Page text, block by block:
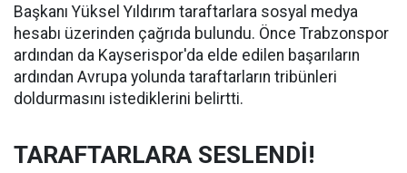
Başkanı Yüksel Yıldırım taraftarlara sosyal medya
hesabı üzerinden çağrıda bulundu. Önce Trabzonspor
ardından da Kayserispor'da elde edilen başarıların
ardından Avrupa yolunda taraftarların tribünleri
doldurmasını istediklerini belirtti.
TARAFTARLARA SESLENDİ!